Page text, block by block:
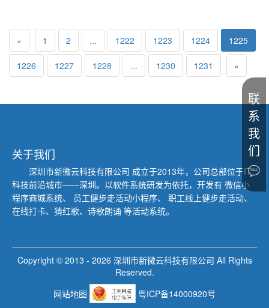
« 1 2 ... 1222 1223 1224 1225
1226 1227 1228 ... 1230 1231 »
联
系
我
们
关于我们
深圳市新微云科技有限公司 成立于2013年，公司总部位于IT
科技前沿城市——深圳。以软件系统研发为依托，开发有 微信小
程序商城系统、 员工健步走活动小程序、 职工线上健步走活动、
在线打卡、猜红歌、诗歌朗诵 等活动系统。
Copyright © 2013 - 2026 深圳市新微云科技有限公司 All Rights
Reserved.
网站地图
粤ICP备14000920号